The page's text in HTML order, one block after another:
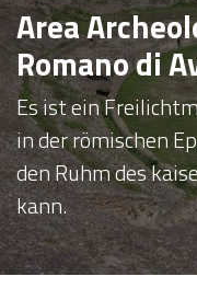
Area
Romano di
Es ist ein
in der römischen
den Ruhm des
kann.